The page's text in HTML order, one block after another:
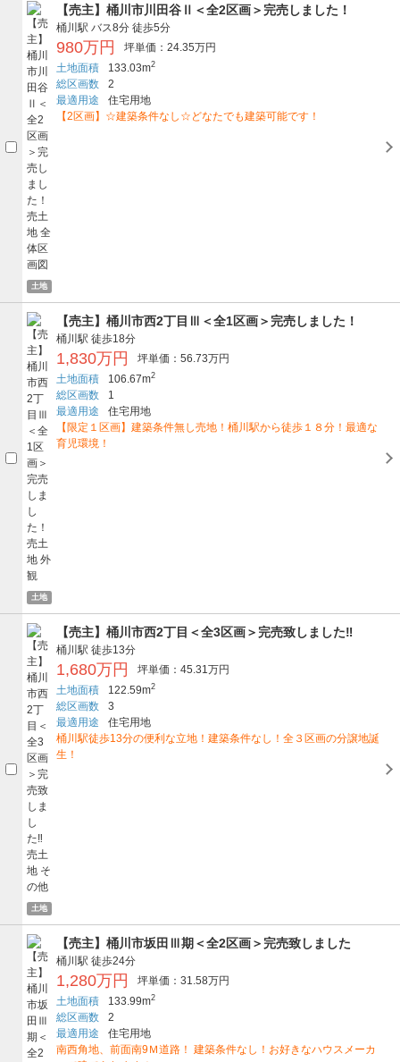
土地
【売主】桶川市川田谷Ⅱ＜全2区画＞完売しました！
桶川駅 バス8分 徒歩5分
980万円
坪単価：24.35万円
土地面積
133.03m2
総区画数
2
最適用途
住宅用地
【2区画】☆建築条件なし☆どなたでも建築可能です！
土地
【売主】桶川市西2丁目Ⅲ＜全1区画＞完売しました！
桶川駅 徒歩18分
1,830万円
坪単価：56.73万円
土地面積
106.67m2
総区画数
1
最適用途
住宅用地
【限定１区画】建築条件無し売地！桶川駅から徒歩１８分！最適な
育児環境！
土地
【売主】桶川市西2丁目＜全3区画＞完売致しました‼
桶川駅 徒歩13分
1,680万円
坪単価：45.31万円
土地面積
122.59m2
総区画数
3
最適用途
住宅用地
桶川駅徒歩13分の便利な立地！建築条件なし！全３区画の分譲地誕
生！
【売主】桶川市坂田Ⅲ期＜全2区画＞完売致しました
桶川駅 徒歩24分
1,280万円
坪単価：31.58万円
土地面積
133.99m2
総区画数
2
最適用途
住宅用地
南西角地、前面南9Ｍ道路！ 建築条件なし！お好きなハウスメーカ